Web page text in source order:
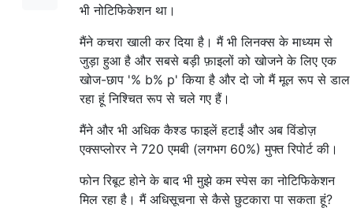
भी नोटिफिकेशन था।
मैंने कचरा खाली कर दिया है। मैं भी लिनक्स के माध्यम से
जुड़ा हुआ है और सबसे बड़ी फ़ाइलों को खोजने के लिए एक
खोज-छाप '% b% p' किया है और दो जो मैं मूल रूप से डाल
रहा हूं निश्चित रूप से चले गए हैं।
मैंने और भी अधिक कैश्ड फाइलें हटाईं और अब विंडोज़
एक्सप्लोरर ने 720 एमबी (लगभग 60%) मुफ्त रिपोर्ट की।
फोन रिबूट होने के बाद भी मुझे कम स्पेस का नोटिफिकेशन
मिल रहा है। मैं अधिसूचना से कैसे छुटकारा पा सकता हूं?